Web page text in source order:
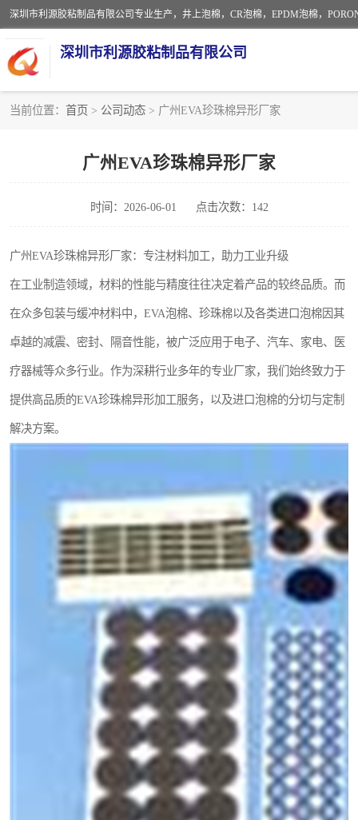
深圳市利源胶粘制品有限公司
当前位置： 首页 > 公司动态 > 广州EVA珍珠棉异形厂家
广州EVA珍珠棉异形厂家
时间：2026-06-01 点击次数：142
广州EVA珍珠棉异形厂家：专注材料加工，助力工业升级
在工业制造领域，材料的性能与精度往往决定着产品的较终品质。而
在众多包装与缓冲材料中，EVA泡棉、珍珠棉以及各类进口泡棉因其
卓越的减震、密封、隔音性能，被广泛应用于电子、汽车、家电、医
疗器械等众多行业。作为深耕行业多年的专业厂家，我们始终致力于
提供高品质的EVA珍珠棉异形加工服务，以及进口泡棉的分切与定制
解决方案。
EVA珍珠棉异形
佛橡胶泡棉